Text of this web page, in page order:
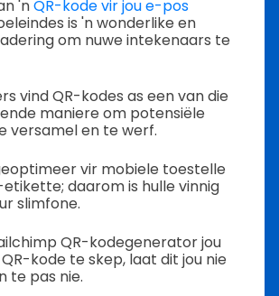
'nQR-kode vir jou e-pos
is 'n wonderlike en
om nuwe intekenaars te
vind QR-kodes as een van die
maniere om potensiële
versamel en te werf.
vir mobiele toestelle
etikette; daarom is hulle vinnig
slimfone.
QR-kodegenerator jou
kode te skep, laat dit jou nie
te pas nie.